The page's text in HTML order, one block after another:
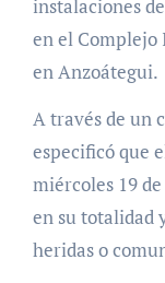
instalaciones
en el Complejo
en Anzoátegui.
A través de un
especificó que
miércoles 19
en su totalidad
heridas o